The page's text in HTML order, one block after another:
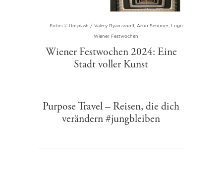
Fotos © Unsplash / Valery Ryanzanoff, Arno Senoner, Logo
Wiener Festwochen
Wiener Festwochen 2024: Eine
Stadt voller Kunst
Purpose Travel – Reisen, die dich
verändern #jungbleiben